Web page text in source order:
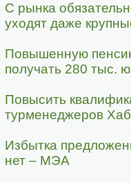
С рынка
уходят даже
Повышенную
получать 280 тыс.
Повысить
турменеджеров
Избытка
нет – МЭА